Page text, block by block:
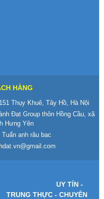
HÀNG
Thụy Khuê, Tây Hồ, Hà Nội
Đạt Group thôn Hồng Cầu, xã
Hưng Yên
Tuấn anh râu bạc
UY TÍN -
TRUNG THỰC - CHUYÊN